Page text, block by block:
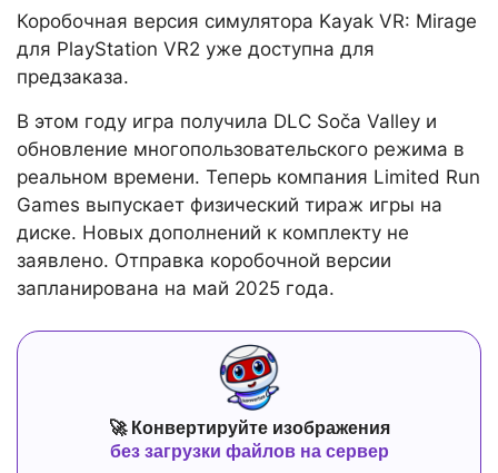
Коробочная версия симулятора Kayak VR: Mirage
для PlayStation VR2 уже доступна для
предзаказа.
В этом году игра получила DLC Soča Valley и
обновление многопользовательского режима в
реальном времени. Теперь компания Limited Run
Games выпускает физический тираж игры на
диске. Новых дополнений к комплекту не
заявлено. Отправка коробочной версии
запланирована на май 2025 года.
🚀 Конвертируйте изображения
без загрузки файлов на сервер